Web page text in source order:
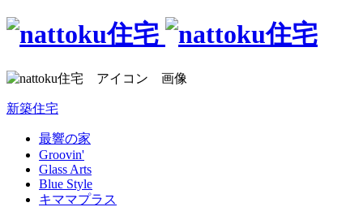
新築住宅
最響の家
Groovin'
Glass Arts
Blue Style
キママプラス